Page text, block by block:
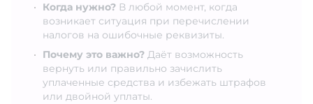
Когда нужно? В любой момент, когда
возникает ситуация при перечислении
налогов на ошибочные реквизиты.
Почему это важно? Даёт возможность
вернуть или правильно зачислить
уплаченные средства и избежать штрафов
или двойной уплаты.